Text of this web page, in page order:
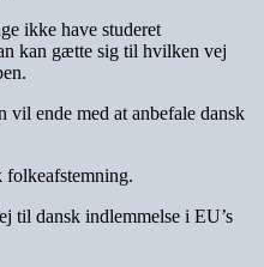
ikke have studeret
kan gætte sig til hvilken vej
vil ende med at anbefale dansk
folkeafstemning.
til dansk indlemmelse i EU’s